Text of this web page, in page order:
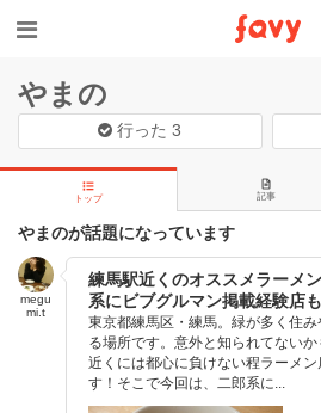
やまの
行った3
トップ 記事
やまのが話題になっています
megu
mi.t
練馬駅近くのオススメラーメ
系にビブグルマン掲載経験店も
東京都練馬区・練馬。緑が多く住
る場所です。意外と知られてない
近くには都心に負けない程ラーメ
す！そこで今回は、二郎系に...